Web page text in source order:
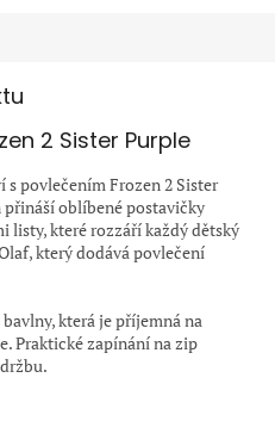
2 Sister Purple
povlečením Frozen 2 Sister
oblíbené postavičky
listy, které rozzáří každý dětský
který dodává povlečení
která je příjemná na
Praktické zapínání na zip